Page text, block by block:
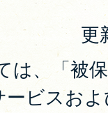
更
は、「被
ービスお